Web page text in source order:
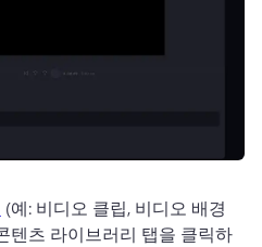
(예: 비디오 클립, 비디오 배경
텐츠 라이브러리 탭을 클릭하